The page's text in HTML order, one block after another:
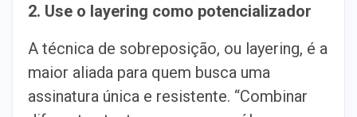
2. Use o layering como potencializador
A técnica de sobreposição, ou layering, é a
maior aliada para quem busca uma
assinatura única e resistente. “Combinar